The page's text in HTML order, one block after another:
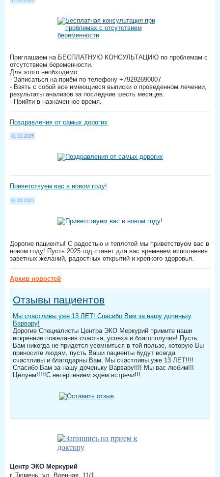
Приглашаем на БЕСПЛАТНУЮ КОНСУЛЬТАЦИЮ по проблемам с
отсутствием беременности.
Для этого необходимо:
- Записаться на приём по телефону +79292690007
- Взять с собой все имеющиеся выписки о проведенном лечении,
результаты анализов за последние шесть месяцев.
- Прийти в назначенное время.
Поздравления от самых дорогих
01.01.2025
Приветствуем вас в новом году!
01.01.2025
Дорогие пациенты! С радостью и теплотой мы приветствуем вас в
новом году! Пусть 2025 год станет для вас временем исполнения
заветных желаний, радостных открытий и крепкого здоровья.
Архив новостей
Отзывы пациентов
Мы счастливы уже 13 ЛЕТ! Спасибо Вам за нашу доченьку
Варвару!
Дорогие Специалисты Центра ЭКО Меркурий примите наши
искренние пожелания счастья, успеха и благополучия! Пусть
Вам никогда не придется усомниться в той пользе, которую Вы
приносите людям, пусть Ваши пациенты будут всегда
счастливы и благодарны Вам. Мы счастливы уже 13 ЛЕТ!!!!
Спасибо Вам за нашу доченьку Варвару!!!! Мы вас любим!!!
Целуем!!!!!С нетерпением ждём встречи!!!
Центр ЭКО Меркурий
г. Тюмень, ул. Военная, 11/1